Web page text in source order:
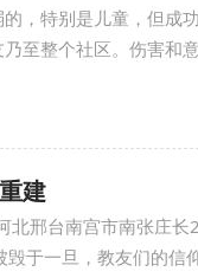
，特别是儿童，但成
至整个社区。伤害和
建
邢台南宫市南张庄
于一旦，教友们的信